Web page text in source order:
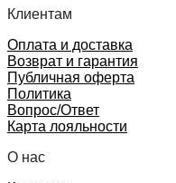
Клиентам
Оплата и доставка
Возврат и гарантия
Публичная оферта
Политика
Вопрос/Ответ
Карта лояльности
О нас